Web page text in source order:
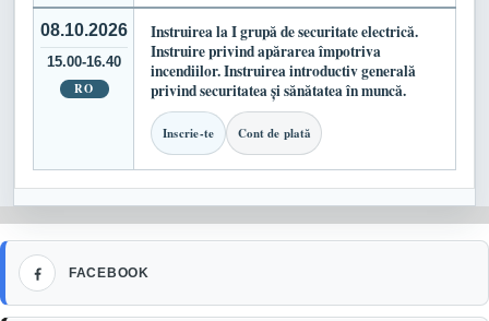
08.10.2026
15.00-16.40
RO
Instruirea la I grupă de securitate electrică.
Instruire privind apărarea împotriva
incendiilor. Instruirea introductiv generală
privind securitatea și sănătatea în muncă.
Inscrie-te Cont de plată
FACEBOOK
Facebook